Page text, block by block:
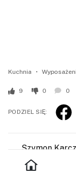
Kuchnia
9 0 0
PODZIEL SIĘ:
Szymon Karcz
Miłośnik
książkach,